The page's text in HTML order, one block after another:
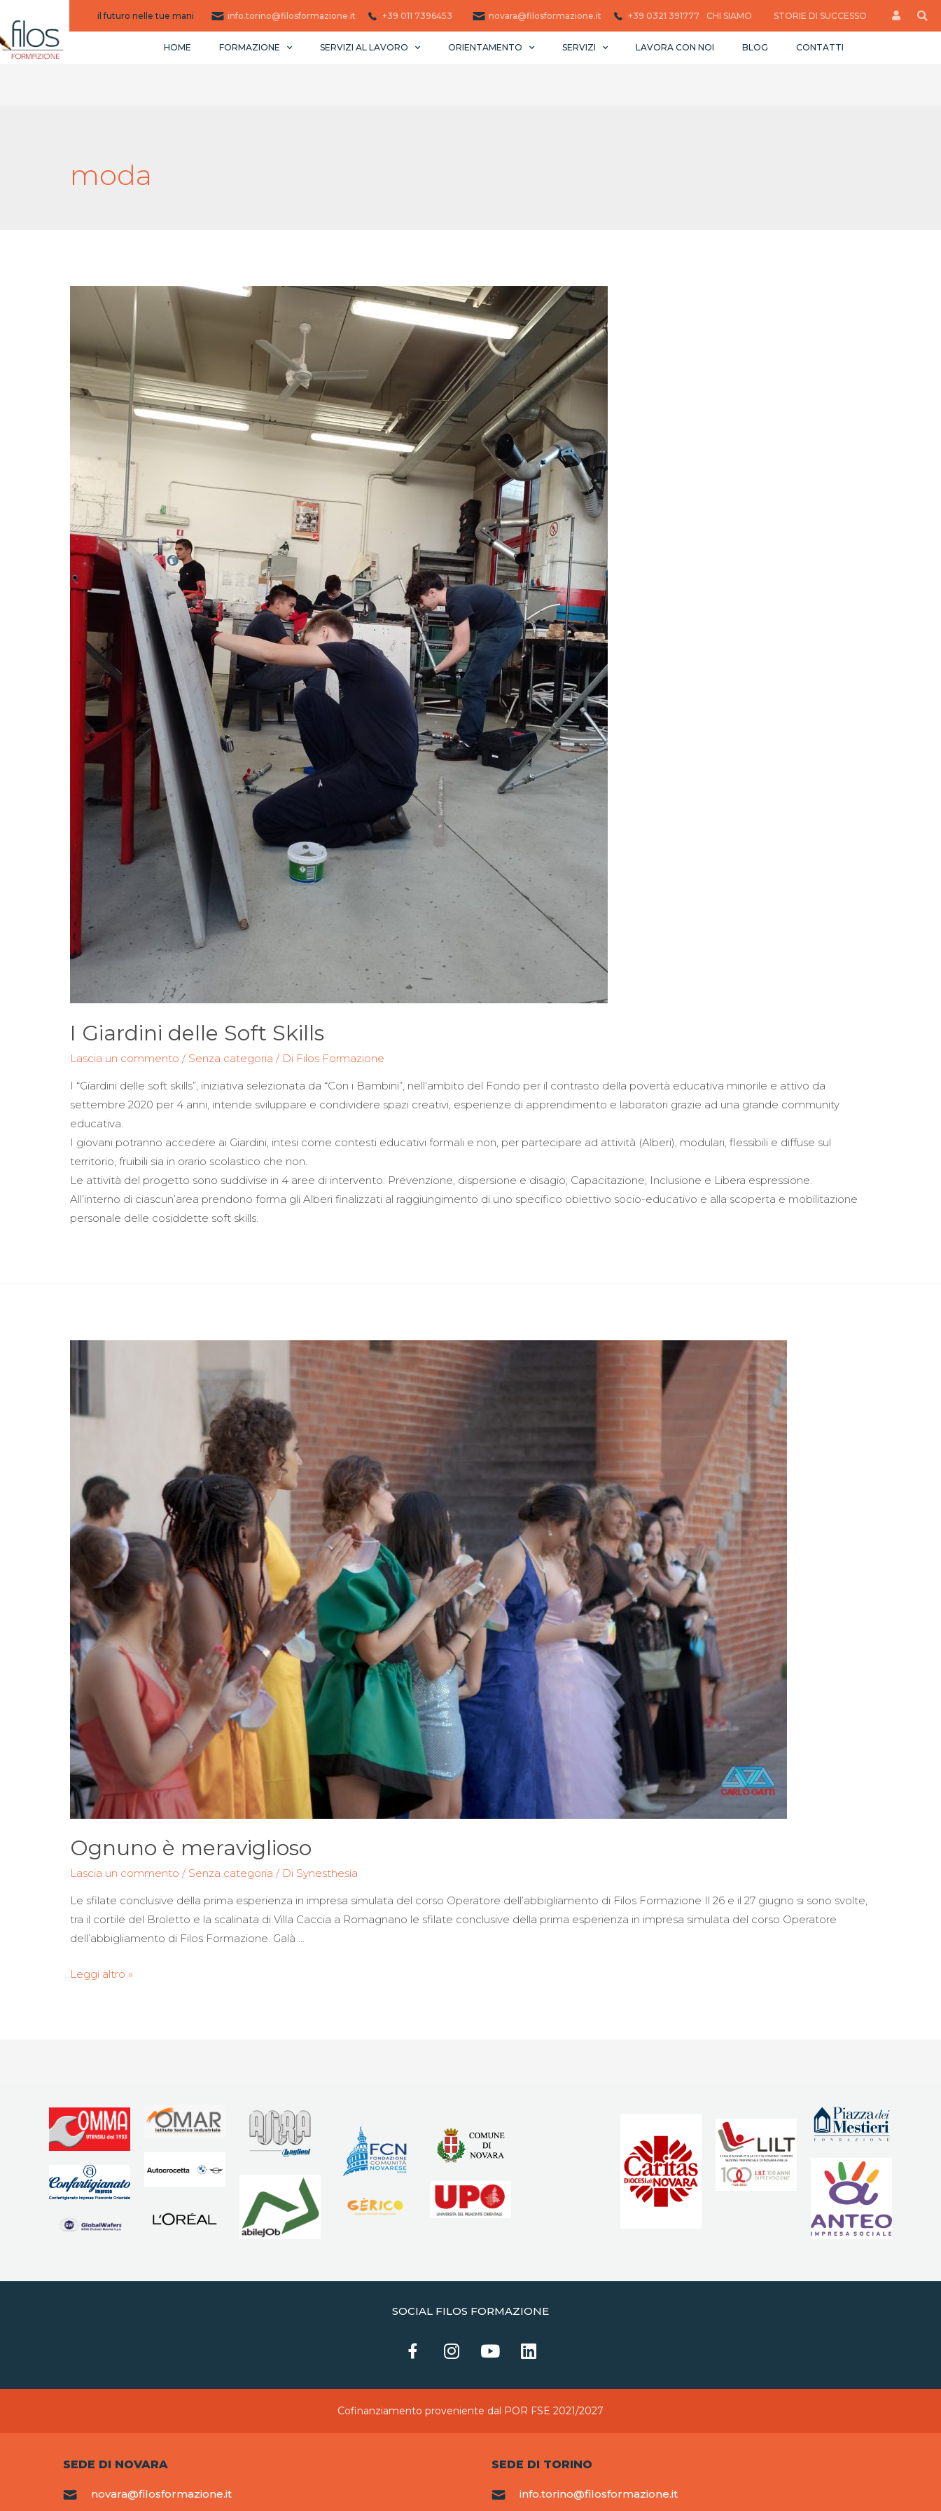
il futuro nelle tue mani info.torino@filosformazione.it +39 011 7396453 ​ novara@filosformazione.it +39 0321 391777 CHI SIAMO STORIE DI SUCCESSO
HOME FORMAZIONE SERVIZI AL LAVORO ORIENTAMENTO SERVIZI LAVORA CON NOI BLOG CONTATTI
moda
I Giardini delle Soft Skills
Lascia un commento / Senza categoria / Di Filos Formazione
I “Giardini delle soft skills”, iniziativa selezionata da “Con i Bambini”, nell’ambito del Fondo per il contrasto della povertà educativa minorile e attivo da
settembre 2020 per 4 anni, intende sviluppare e condividere spazi creativi, esperienze di apprendimento e laboratori grazie ad una grande community
educativa.
I giovani potranno accedere ai Giardini, intesi come contesti educativi formali e non, per partecipare ad attività (Alberi), modulari, flessibili e diffuse sul
territorio, fruibili sia in orario scolastico che non.
Le attività del progetto sono suddivise in 4 aree di intervento: Prevenzione, dispersione e disagio; Capacitazione; Inclusione e Libera espressione.
All’interno di ciascun’area prendono forma gli Alberi finalizzati al raggiungimento di uno specifico obiettivo socio-educativo e alla scoperta e mobilitazione
personale delle cosiddette soft skills.
Ognuno è meraviglioso
Lascia un commento / Senza categoria / Di Synesthesia
Le sfilate conclusive della prima esperienza in impresa simulata del corso Operatore dell’abbigliamento di Filos Formazione Il 26 e il 27 giugno si sono svolte,
tra il cortile del Broletto e la scalinata di Villa Caccia a Romagnano le sfilate conclusive della prima esperienza in impresa simulata del corso Operatore
dell’abbigliamento di Filos Formazione. Galà …
Leggi altro »
SOCIAL FILOS FORMAZIONE
Cofinanziamento proveniente dal POR FSE 2021/2027
SEDE DI NOVARA
novara@filosformazione.it
SEDE DI TORINO
info.torino@filosformazione.it